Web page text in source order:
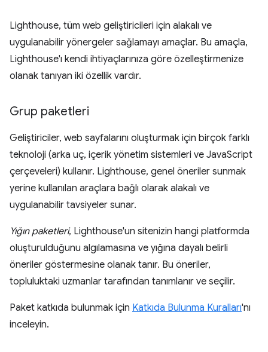
Lighthouse, tüm web geliştiricileri için alakalı ve
uygulanabilir yönergeler sağlamayı amaçlar. Bu amaçla,
Lighthouse'ı kendi ihtiyaçlarınıza göre özelleştirmenize
olanak tanıyan iki özellik vardır.
Grup paketleri
Geliştiriciler, web sayfalarını oluşturmak için birçok farklı
teknoloji (arka uç, içerik yönetim sistemleri ve JavaScript
çerçeveleri) kullanır. Lighthouse, genel öneriler sunmak
yerine kullanılan araçlara bağlı olarak alakalı ve
uygulanabilir tavsiyeler sunar.
Yığın paketleri, Lighthouse'un sitenizin hangi platformda
oluşturulduğunu algılamasına ve yığına dayalı belirli
öneriler göstermesine olanak tanır. Bu öneriler,
topluluktaki uzmanlar tarafından tanımlanır ve seçilir.
Paket katkıda bulunmak için Katkıda Bulunma Kuralları'nı
inceleyin.